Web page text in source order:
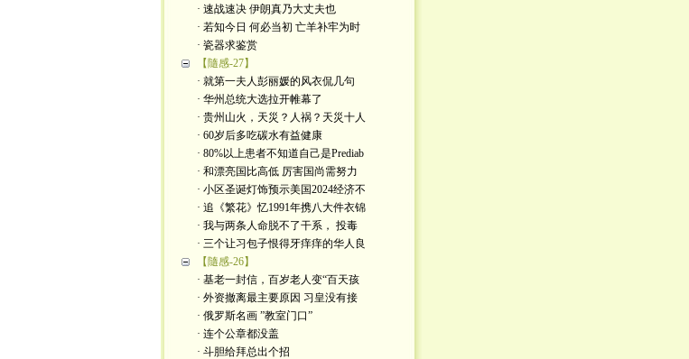
· 速战速决 伊朗真乃大丈夫也
· 若知今日 何必当初 亡羊补牢为时
· 瓷器求鉴赏
【隨感-27】
· 就第一夫人彭丽媛的风衣侃几句
· 华州总统大选拉开帷幕了
· 贵州山火，天災？人祸？天災十人
· 60岁后多吃碳水有益健康
· 80%以上患者不知道自己是Prediab
· 和漂亮国比高低 厉害国尚需努力
· 小区圣诞灯饰预示美国2024经济不
· 追《繁花》忆1991年携八大件衣锦
· 我与两条人命脱不了干系， 投毒
· 三个让习包子恨得牙痒痒的华人良
【隨感-26】
· 基老一封信，百岁老人变“百天孩
· 外资撤离最主要原因 习皇没有接
· 俄罗斯名画 ”教室门口”
· 连个公章都没盖
· 斗胆给拜总出个招